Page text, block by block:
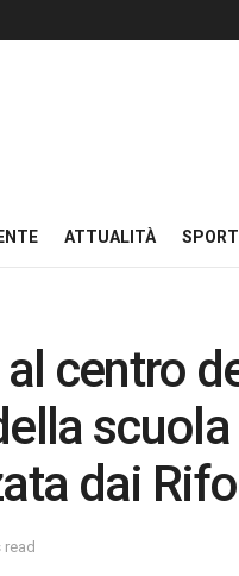
ATTUALITÀ SPORT
centro
dai
read